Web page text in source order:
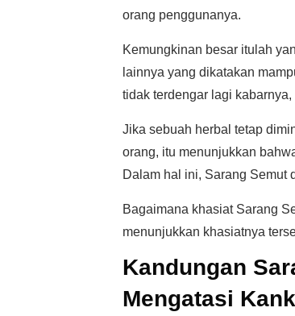
orang penggunanya.
Kemungkinan besar itulah
lainnya yang dikatakan
tidak terdengar lagi
Jika sebuah herbal tetap
orang, itu menunjukkan
Dalam hal ini, Sarang Semut
Bagaimana khasiat Sarang
menunjukkan khasiatnya
Kandungan
Mengatasi